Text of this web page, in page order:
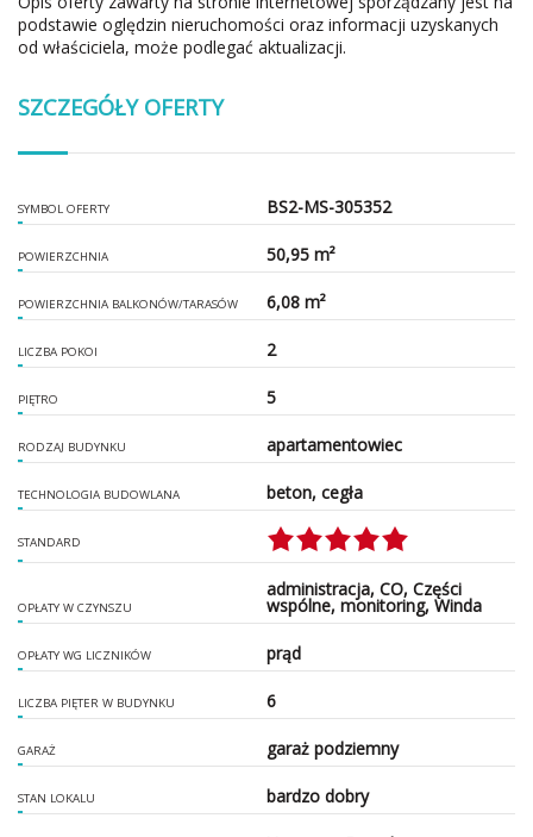
podstawie oględzin nieruchomości oraz informacji uzyskanych
od właściciela, może podlegać aktualizacji.
SZCZEGÓŁY OFERTY
SYMBOL OFERTY BS2-MS-305352
POWIERZCHNIA 50,95 m²
POWIERZCHNIA BALKONÓW/TARASÓW 6,08 m²
LICZBA POKOI 2
PIĘTRO 5
RODZAJ BUDYNKU apartamentowiec
TECHNOLOGIA BUDOWLANA beton, cegła
STANDARD
OPŁATY W CZYNSZU
administracja, CO, Części
wspólne, monitoring, Winda
OPŁATY WG LICZNIKÓW prąd
LICZBA PIĘTER W BUDYNKU 6
GARAŻ garaż podziemny
STAN LOKALU bardzo dobry